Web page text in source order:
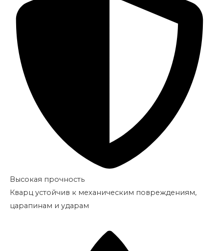
Высокая прочность
Кварц устойчив к механическим повреждениям,
царапинам и ударам